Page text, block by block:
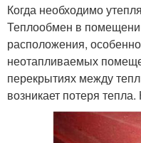
Когда необходимо
Теплообмен в
расположения,
неотапливаемых
перекрытиях между
возникает потеря тепла.